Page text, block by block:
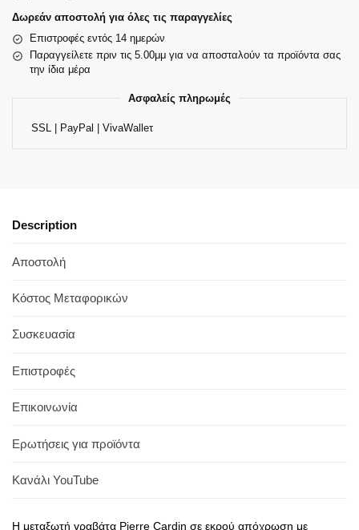
Δωρεάν αποστολή για όλες τις παραγγελίες
Επιστροφές εντός 14 ημερών
Παραγγείλετε πριν τις 5.00μμ για να αποσταλούν τα προϊόντα σας
την ίδια μέρα
Ασφαλείς πληρωμές
SSL | PayPal | VivaWalleτ
Description
Αποστολή
Κόστος Μεταφορικών
Συσκευασία
Επιστροφές
Επικοινωνία
Ερωτήσεις για προϊόντα
Κανάλι YouTube
Η μεταξωτή γραβάτα Pierre Cardin σε εκρού απόχρωση με